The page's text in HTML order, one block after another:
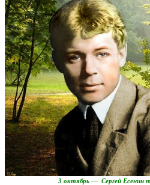
3 октябрь — Сергей Есенин